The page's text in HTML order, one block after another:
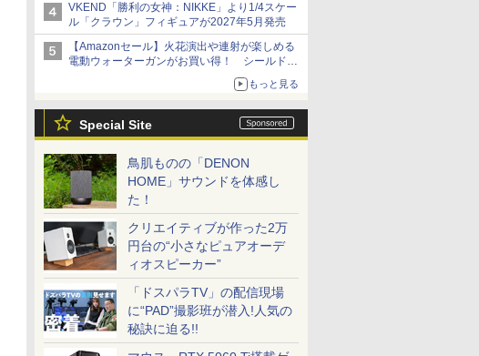
VKEND「勝利の女神：NIKKE」より1/4スケー
ル「クラウン」フィギュアが2027年5月発売
【Amazonセール】火花演出や連射が楽しめる
電動ウォーターガンがお買い得！ シールド付
もっと見る
Special Site
鳥肌ものの「DENON
HOME」サウンドを体感し
た！
クリエイティブが作った2万
円台の“小さなピュアオーデ
ィオスピーカー”
「ドスパラTV」の配信現場
に“PAD”撮影班が潜入!人気の
秘訣に迫る!!